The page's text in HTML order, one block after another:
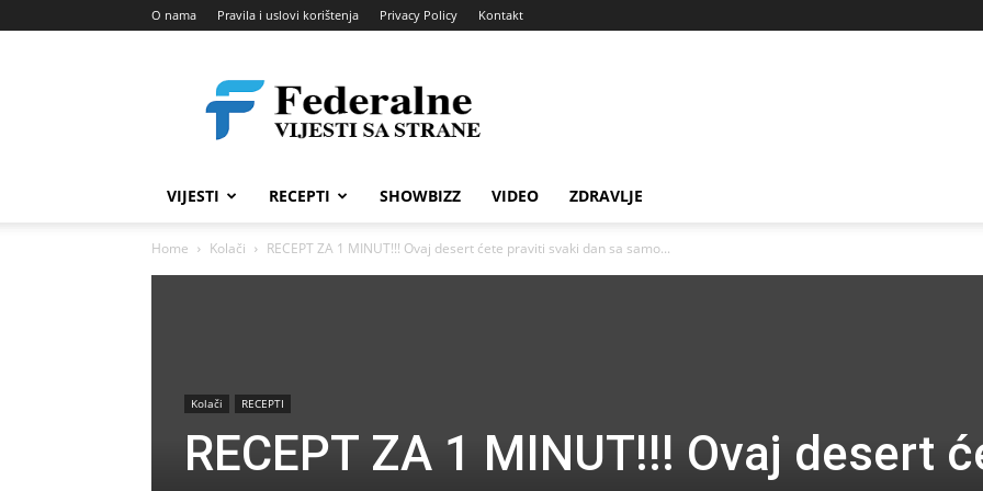
O nama Pravila i uslovi korištenja Privacy Policy Kontakt
vijesti
VIJESTI RECEPTI SHOWBIZZ VIDEO ZDRAVLJE
Home Kolači RECEPT ZA 1 MINUT!!! Ovaj desert ćete praviti svaki dan sa samo...
Kolači RECEPTI
RECEPT ZA 1 MINUT!!! Ovaj desert